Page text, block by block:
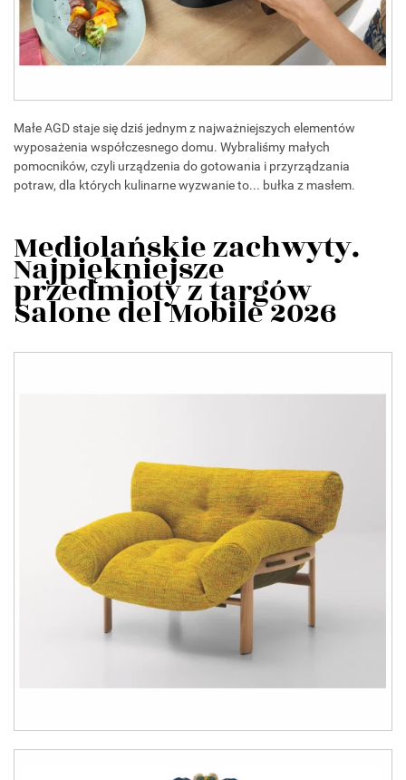
Małe AGD staje się dziś jednym z najważniejszych elementów
wyposażenia współczesnego domu. Wybraliśmy małych
pomocników, czyli urządzenia do gotowania i przyrządzania
potraw, dla których kulinarne wyzwanie to... bułka z masłem.
Mediolańskie zachwyty.
Najpiękniejsze
przedmioty z targów
Salone del Mobile 2026